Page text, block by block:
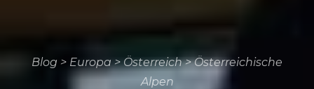
Blog > Europa>Österreich>Österreichische
Alpen